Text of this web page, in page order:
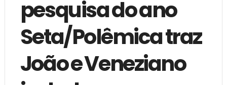
pesquisa do ano
Seta/Polêmica traz
João e Veneziano